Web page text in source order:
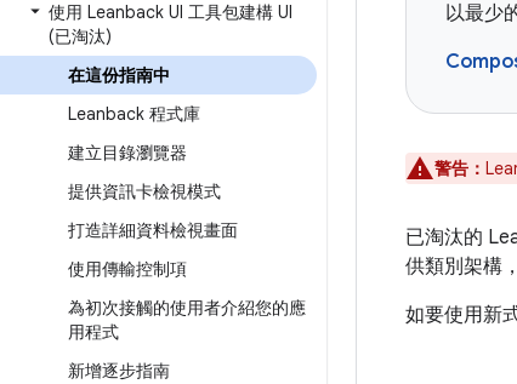
使用 Leanback UI 工具包建構 UI
(已淘汰)
在這份指南中
Leanback 程式庫
建立目錄瀏覽器
提供資訊卡檢視模式
打造詳細資料檢視畫面
使用傳輸控制項
為初次接觸的使用者介紹您的應
用程式
新增逐步指南
以最少
警告：
已淘汰的
供類別架構
如要使用新